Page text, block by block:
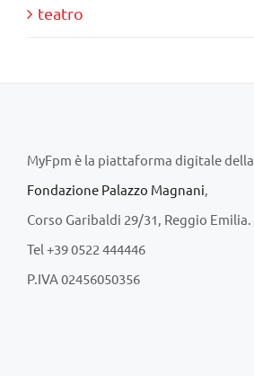
teatro
MyFpm è la piattaforma digitale della
Fondazione Palazzo Magnani,
Corso Garibaldi 29/31, Reggio Emilia.
Tel +39 0522 444446
P.IVA 02456050356